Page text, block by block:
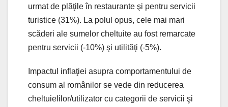
urmat de plăţile în restaurante şi pentru servicii
turistice (31%). La polul opus, cele mai mari
scăderi ale sumelor cheltuite au fost remarcate
pentru servicii (-10%) şi utilităţi (-5%).
Impactul inflaţiei asupra comportamentului de
consum al românilor se vede din reducerea
cheltuielilor/utilizator cu categorii de servicii şi